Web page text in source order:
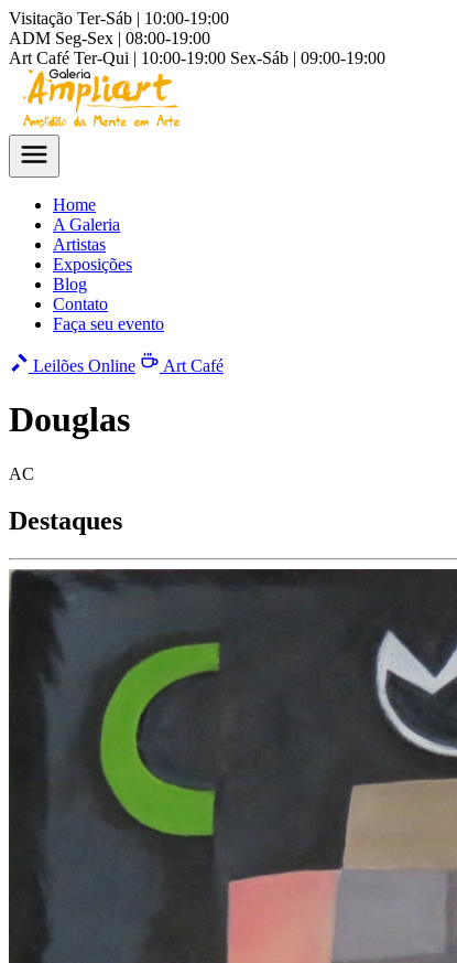
Visitação Ter-Sáb | 10:00-19:00
ADM Seg-Sex | 08:00-19:00
Art Café Ter-Qui | 10:00-19:00 Sex-Sáb | 09:00-19:00
Home
A Galeria
Artistas
Exposições
Blog
Contato
Faça seu evento
Leilões Online Art Café
Douglas
AC
Destaques